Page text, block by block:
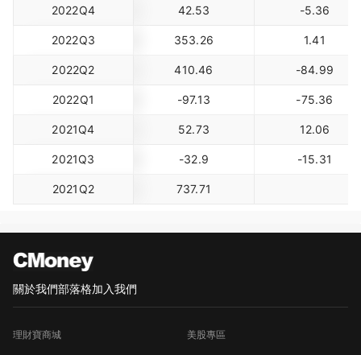
2022Q4 42.53 -5.36
2022Q3 353.26 1.41
2022Q2 410.46 -84.99
2022Q1 -97.13 -75.36
2021Q4 52.73 12.06
2021Q3 -32.9 -15.31
2021Q2 737.71
關於我們部落格加入我們
理財寶商城 美股專區